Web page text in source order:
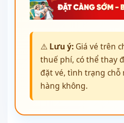
⚠️ Lưu ý:Giá vé trên
thuế phí, có thể thay
đặt vé, tình trạng chỗ
hàng không.